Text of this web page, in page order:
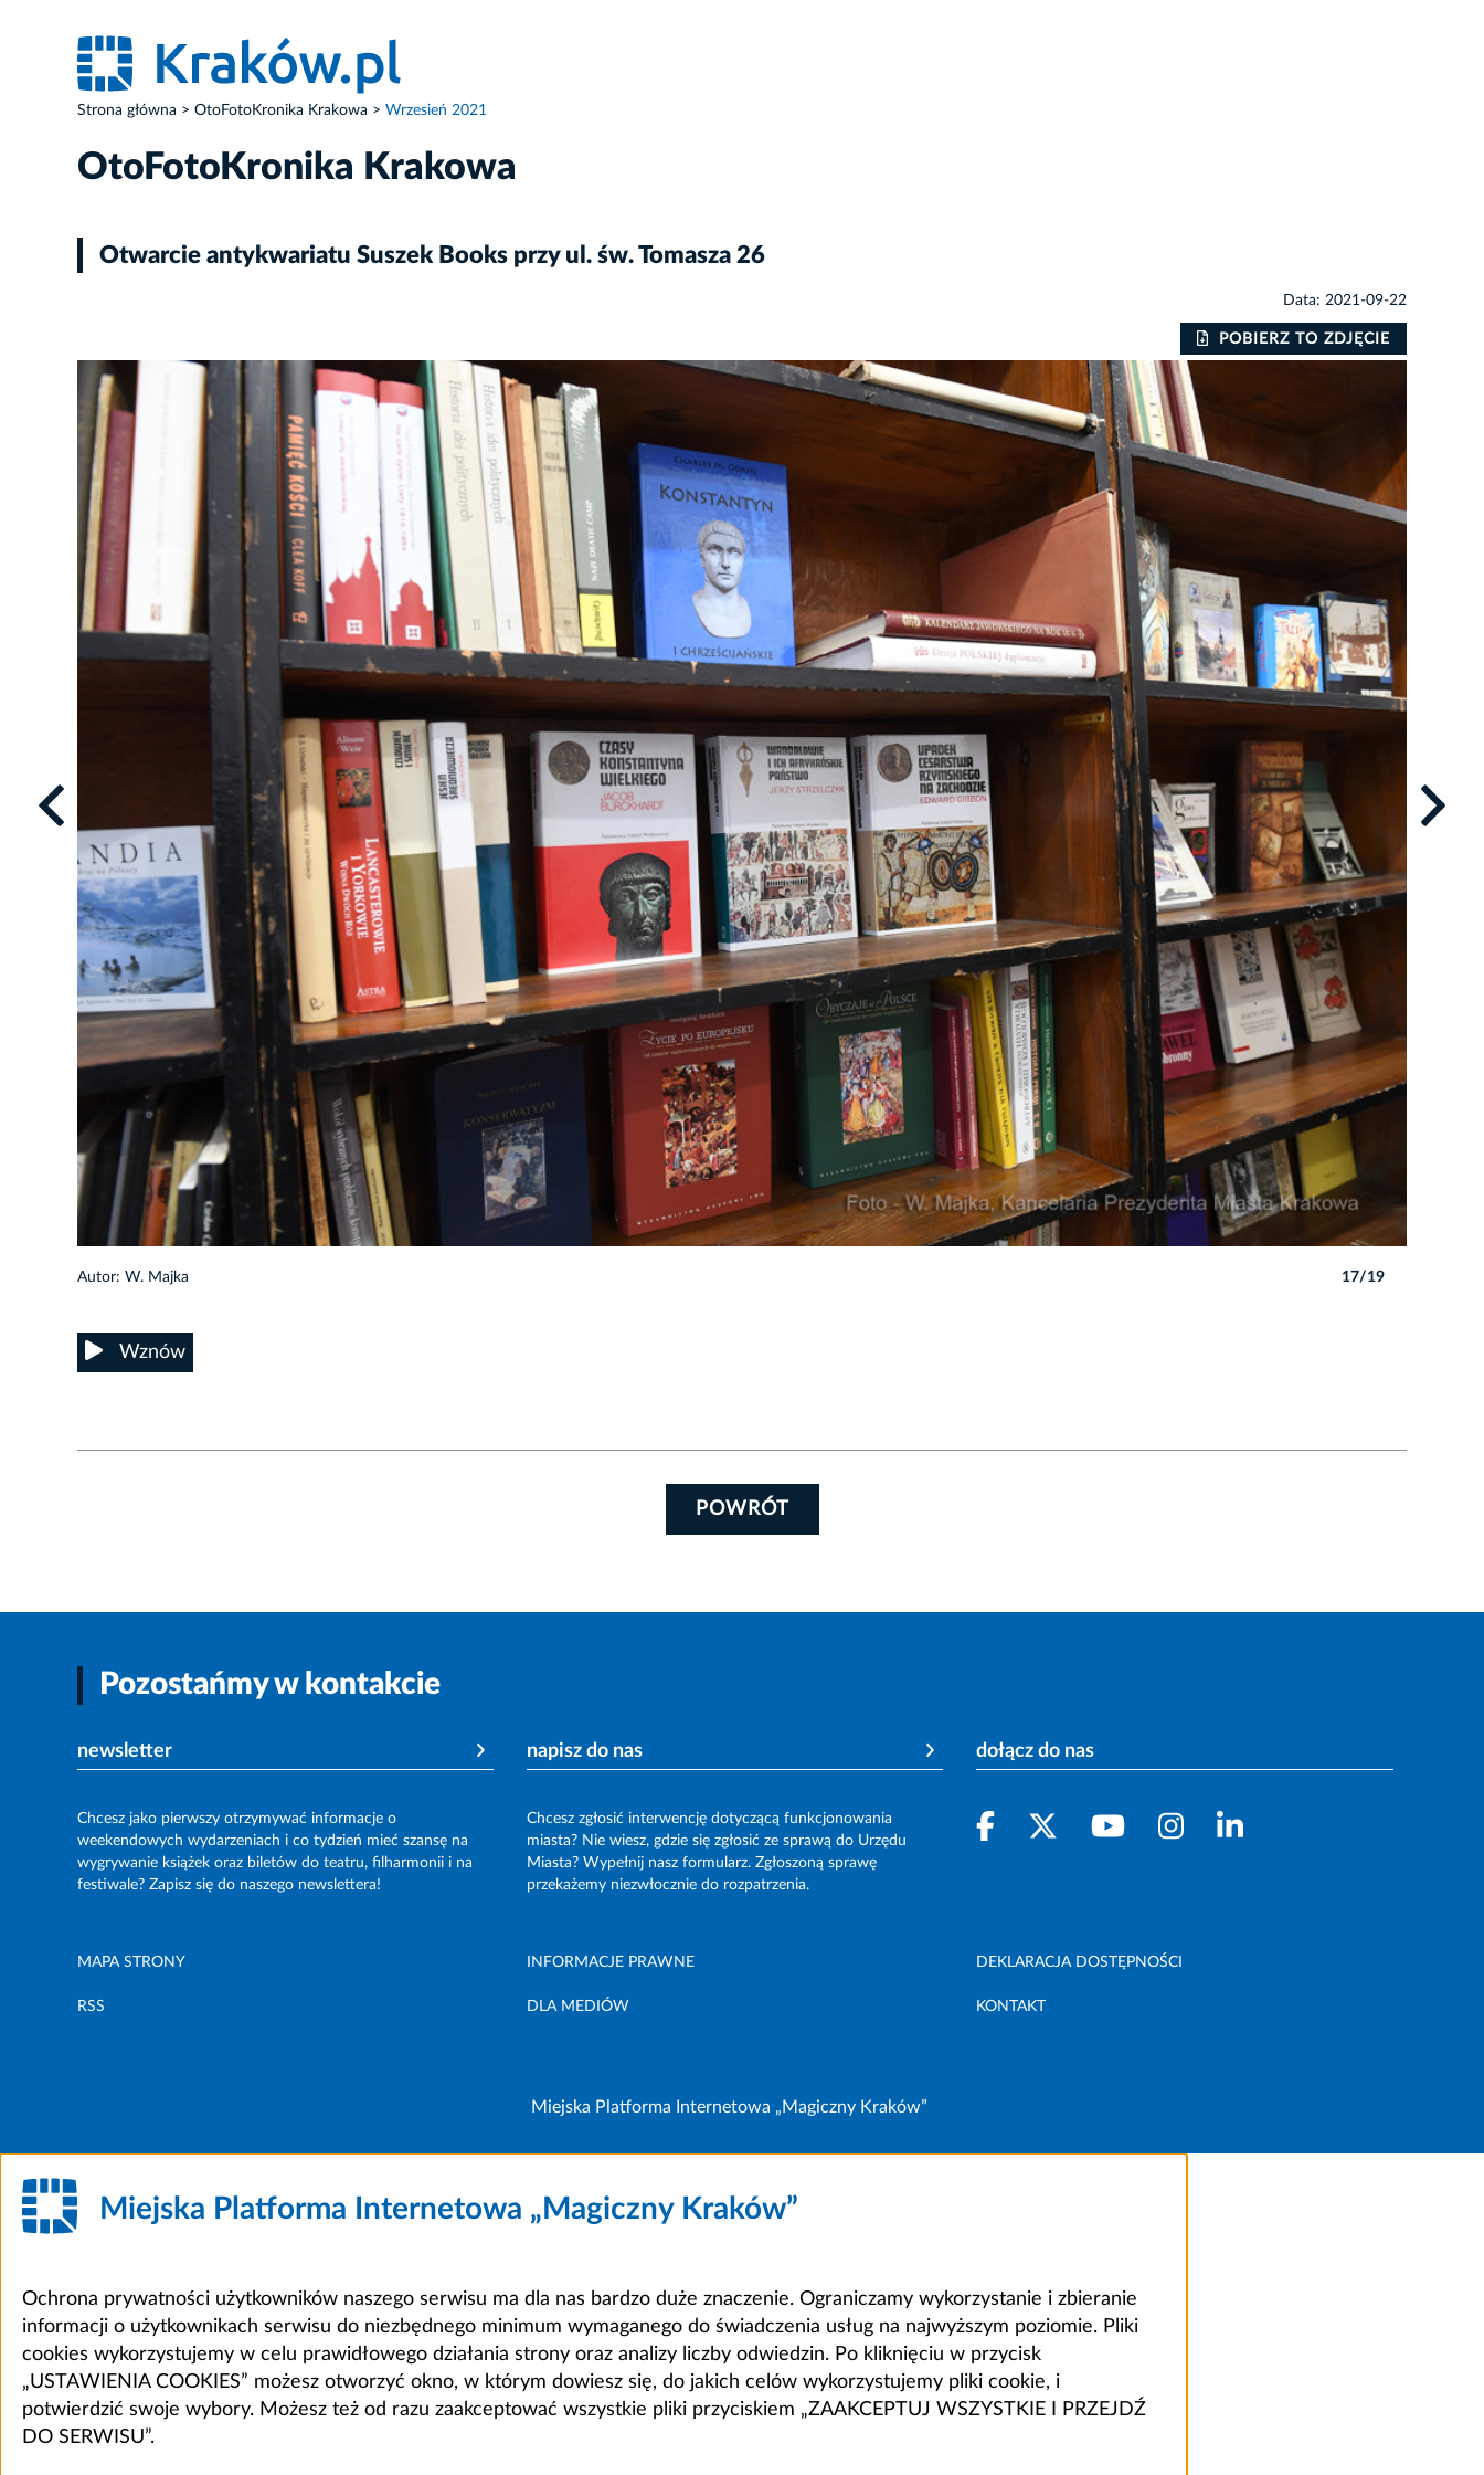
Strona główna OtoFotoKronika Krakowa Wrzesień 2021
OtoFotoKronika Krakowa
Otwarcie antykwariatu Suszek Books przy ul. św. Tomasza 26
Data: 2021-09-22
POBIERZ TO ZDJĘCIE
Autor: W. Majka 17/19
Wznów
POWRÓT
Pozostańmy w kontakcie
newsletter
Chcesz jako pierwszy otrzymywać informacje o
weekendowych wydarzeniach i co tydzień mieć szansę na
wygrywanie książek oraz biletów do teatru, filharmonii i na
festiwale? Zapisz się do naszego newslettera!
napisz do nas
Chcesz zgłosić interwencję dotyczącą funkcjonowania
miasta? Nie wiesz, gdzie się zgłosić ze sprawą do Urzędu
Miasta? Wypełnij nasz formularz. Zgłoszoną sprawę
przekażemy niezwłocznie do rozpatrzenia.
dołącz do nas
MAPA STRONY INFORMACJE PRAWNE DEKLARACJA DOSTĘPNOŚCI
RSS DLA MEDIÓW KONTAKT
Miejska Platforma Internetowa „Magiczny Kraków”
Miejska Platforma Internetowa „Magiczny Kraków”
Ochrona prywatności użytkowników naszego serwisu ma dla nas bardzo duże znaczenie. Ograniczamy wykorzystanie i zbieranie
informacji o użytkownikach serwisu do niezbędnego minimum wymaganego do świadczenia usług na najwyższym poziomie. Pliki
cookies wykorzystujemy w celu prawidłowego działania strony oraz analizy liczby odwiedzin. Po kliknięciu w przycisk
„USTAWIENIA COOKIES” możesz otworzyć okno, w którym dowiesz się, do jakich celów wykorzystujemy pliki cookie, i
potwierdzić swoje wybory. Możesz też od razu zaakceptować wszystkie pliki przyciskiem „ZAAKCEPTUJ WSZYSTKIE I PRZEJDŹ
DO SERWISU”.